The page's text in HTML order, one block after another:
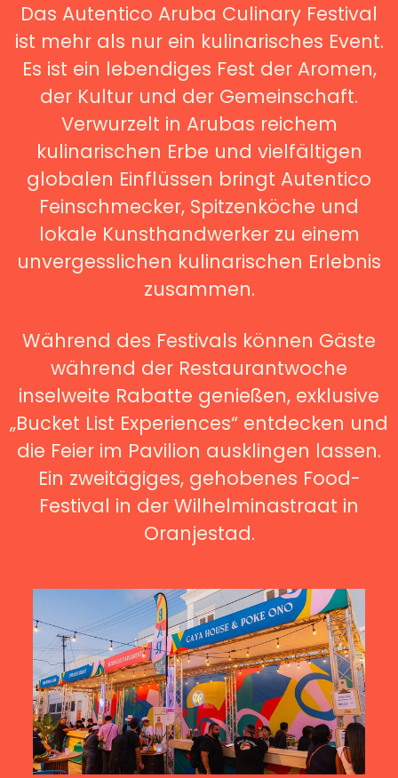
Das Autentico Aruba Culinary Festival
ist mehr als nur ein kulinarisches Event.
Es ist ein lebendiges Fest der Aromen,
der Kultur und der Gemeinschaft.
Verwurzelt in Arubas reichem
kulinarischen Erbe und vielfältigen
globalen Einflüssen bringt Autentico
Feinschmecker, Spitzenköche und
lokale Kunsthandwerker zu einem
unvergesslichen kulinarischen Erlebnis
zusammen.
Während des Festivals können Gäste
während der Restaurantwoche
inselweite Rabatte genießen, exklusive
„Bucket List Experiences“ entdecken und
die Feier im Pavilion ausklingen lassen.
Ein zweitägiges, gehobenes Food-
Festival in der Wilhelminastraat in
Oranjestad.